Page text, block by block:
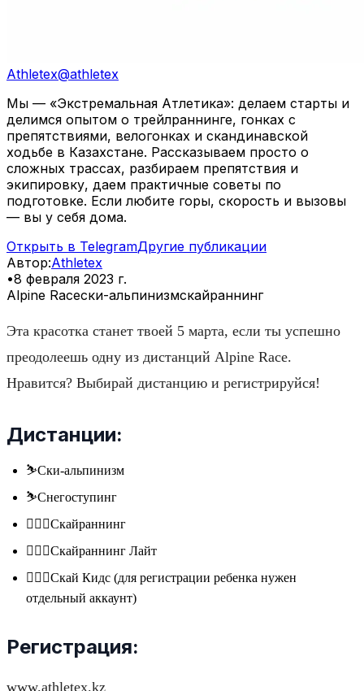
Athletex@athletex
Мы — «Экстремальная Атлетика»: делаем старты и
делимся опытом о трейлраннинге, гонках с
препятствиями, велогонках и скандинавской
ходьбе в Казахстане. Рассказываем просто о
сложных трассах, разбираем препятствия и
экипировку, даем практичные советы по
подготовке. Если любите горы, скорость и вызовы
— вы у себя дома.
Открыть в TelegramДругие публикации
Автор:Athletex
•8 февраля 2023 г.
Alpine Raceски-альпинизмскайраннинг
Эта красотка станет твоей 5 марта, если ты успешно
преодолеешь одну из дистанций Alpine Race.
Нравится? Выбирай дистанцию и регистрируйся!
Дистанции:
⛷️Ски-альпинизм
⛷️Снегоступинг
🏃🏻‍♂️Скайраннинг
🏃🏻‍♂️Скайраннинг Лайт
🏃🏻‍♂️Скай Кидс (для регистрации ребенка нужен
отдельный аккаунт)
Регистрация:
www.athletex.kz